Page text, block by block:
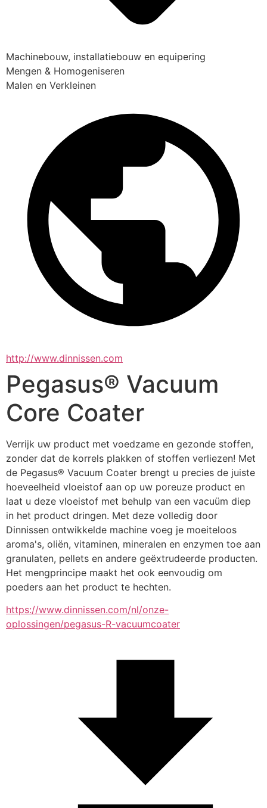
Machinebouw, installatiebouw en equipering
Mengen & Homogeniseren
Malen en Verkleinen
http://www.dinnissen.com
Pegasus® Vacuum
Core Coater
Verrijk uw product met voedzame en gezonde stoffen,
zonder dat de korrels plakken of stoffen verliezen! Met
de Pegasus® Vacuum Coater brengt u precies de juiste
hoeveelheid vloeistof aan op uw poreuze product en
laat u deze vloeistof met behulp van een vacuüm diep
in het product dringen. Met deze volledig door
Dinnissen ontwikkelde machine voeg je moeiteloos
aroma's, oliën, vitaminen, mineralen en enzymen toe aan
granulaten, pellets en andere geëxtrudeerde producten.
Het mengprincipe maakt het ook eenvoudig om
poeders aan het product te hechten.
https://www.dinnissen.com/nl/onze-
oplossingen/pegasus-R-vacuumcoater